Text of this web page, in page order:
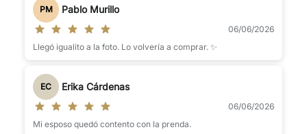
PM Pablo Murillo
06/06/2026
Llegó igualito a la foto. Lo volvería a comprar. ✨
EC Erika Cárdenas
06/06/2026
Mi esposo quedó contento con la prenda.